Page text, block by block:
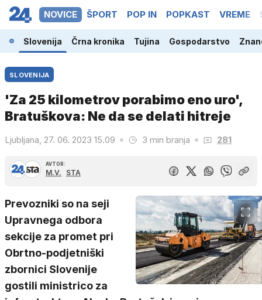
NOVICE ŠPORT POP IN POPKAST VREME
Slovenija Črna kronika Tujina Gospodarstvo
SLOVENIJA
'Za 25 kilometrov porabimo eno uro',
Bratuškova: Ne da se delati hitreje
Ljubljana, 27. 06. 2023 15.09 3 min branja 281
AVTOR:
M.V. STA
Prevozniki so na seji
Upravnega odbora
sekcije za promet pri
Obrtno-podjetniški
zbornici Slovenije
gostili ministrico za